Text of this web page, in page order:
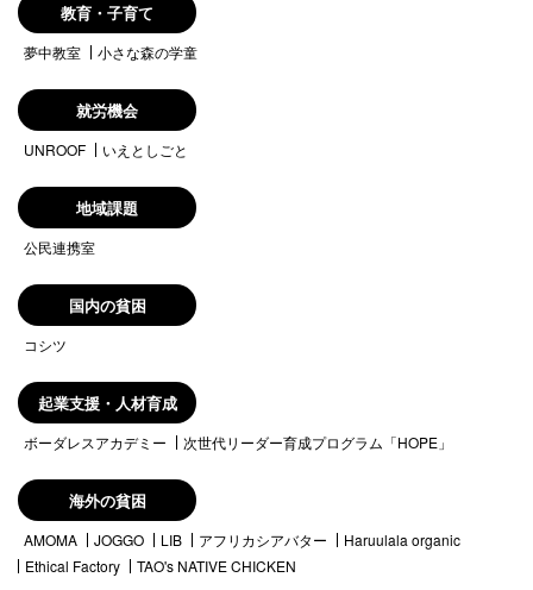
教育・子育て
夢中教室 小さな森の学童
就労機会
UNROOF いえとしごと
地域課題
公民連携室
国内の貧困
コシツ
起業支援・人材育成
ボーダレスアカデミー 次世代リーダー育成プログラム「HOPE」
海外の貧困
AMOMA JOGGO LIB アフリカシアバター
Haruulala organic
Ethical Factory
TAO's NATIVE CHICKEN